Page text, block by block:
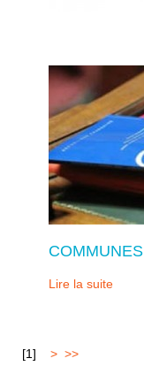
COMMUNES
Lire la suite
[1] > >>